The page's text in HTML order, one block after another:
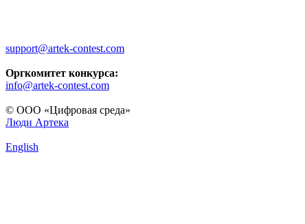
support@artek-contest.com
Оргкомитет конкурса:
info@artek-contest.com
© ООО «Цифровая среда»
Люди Артека
English